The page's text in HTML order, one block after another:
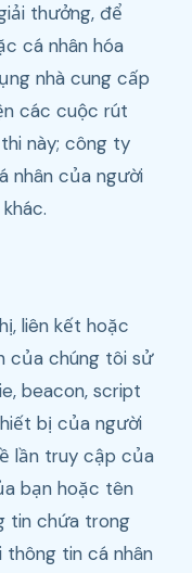
thưởng, để
cá nhân hóa
nhà cung cấp
các cuộc rút
này; công ty
nhân của người
liên kết hoặc
của chúng tôi sử
beacon, script
bị của người
lần truy cập của
bạn hoặc tên
tin chứa trong
tin cá nhân